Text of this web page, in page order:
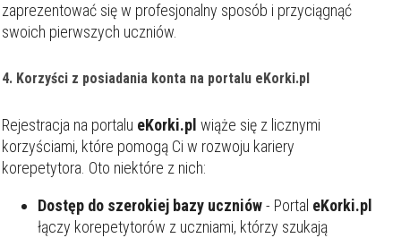
zaprezentować się w profesjonalny sposób i przyciągnąć
swoich pierwszych uczniów.
4. Korzyści z posiadania konta na portalu eKorki.pl
Rejestracja na portalu eKorki.pl wiąże się z licznymi
korzyściami, które pomogą Ci w rozwoju kariery
korepetytora. Oto niektóre z nich:
Dostęp do szerokiej bazy uczniów- Portal eKorki.pl
łączy korepetytorów z uczniami, którzy szukają